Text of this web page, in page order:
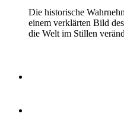
Die historische
einem verklärten Bild
die Welt im Stillen